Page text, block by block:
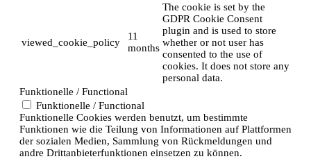
viewed_cookie_policy
11
months
The cookie is set by the
GDPR Cookie Consent
plugin and is used to store
whether or not user has
consented to the use of
cookies. It does not store any
personal data.
Funktionelle / Functional
Funktionelle / Functional
Funktionelle Cookies werden benutzt, um bestimmte
Funktionen wie die Teilung von Informationen auf Plattformen
der sozialen Medien, Sammlung von Rückmeldungen und
andre Drittanbieterfunktionen einsetzen zu können.